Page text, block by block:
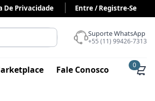
De Privacidade Entre / Registre-Se
Suporte WhatsApp
+55 (11) 99426-7313
Fale Conosco 0